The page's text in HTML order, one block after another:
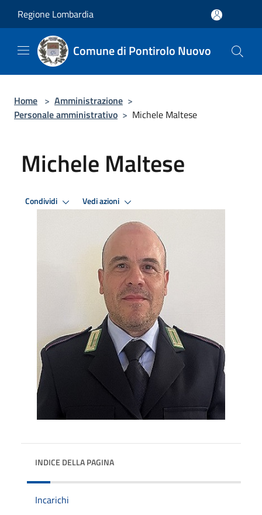
Regione Lombardia
Comune di Pontirolo Nuovo
Home > Amministrazione >
Personale amministrativo > Michele Maltese
Michele Maltese
Condividi Vedi azioni
INDICE DELLA PAGINA
Incarichi